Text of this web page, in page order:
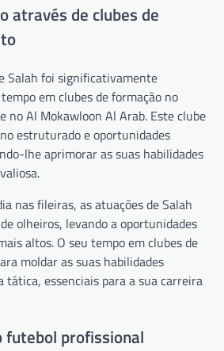
através de clubes de
Salah foi significativamente
em clubes de formação no
no Al Mokawloon Al Arab. Este clube
estruturado e oportunidades
lhe aprimorar as suas habilidades
nas fileiras, as atuações de Salah
olheiros, levando a oportunidades
altos. O seu tempo em clubes de
moldar as suas habilidades
tática, essenciais para a sua carreira
futebol profissional